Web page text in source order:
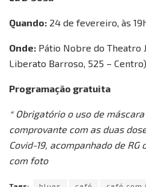
Quando: 24 de fevereiro, às
Onde: Pátio Nobre do Theatro
Liberato Barroso, 525 – Centro)
Programação gratuita
* Obrigatório o uso de
comprovante com as duas
Covid-19, acompanhado de
com foto